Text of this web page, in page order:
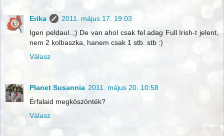
Erika
2011. május 17. 19:03
Igen peldaul..;) De van ahol csak fel adag Full Irish-t jelent,
nem 2 kolbaszka, hanem csak 1 stb. stb :)
Válasz
Planet Susannia 2011. május 20. 10:58
Érfalaid megköszönték?
Válasz